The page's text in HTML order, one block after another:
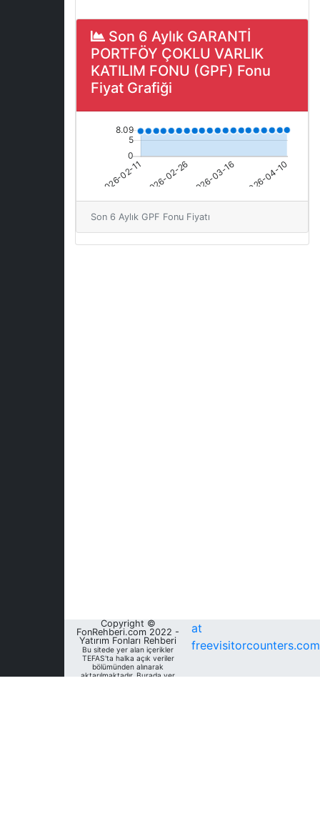
Son 6 Aylık GARANTİ
PORTFÖY ÇOKLU VARLIK
KATILIM FONU (GPF) Fonu
Fiyat Grafiği
Son 6 Aylık GPF Fonu Fiyatı
Copyright ©
FonRehberi.com 2022 -
Yatırım Fonları Rehberi
Bu sitede yer alan içerikler
TEFAS'ta halka açık veriler
bölümünden alınarak
aktarılmaktadır. Burada yer
at
freevisitorcounters.com